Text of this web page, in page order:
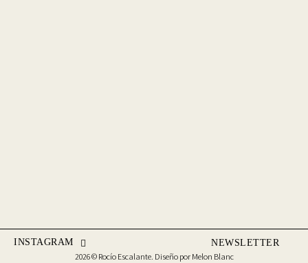
INSTAGRAM
NEWSLETTER
2026 © Rocío Escalante. Diseño por Melon Blanc